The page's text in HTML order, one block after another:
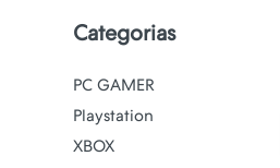
Categorias
PC GAMER
Playstation
XBOX